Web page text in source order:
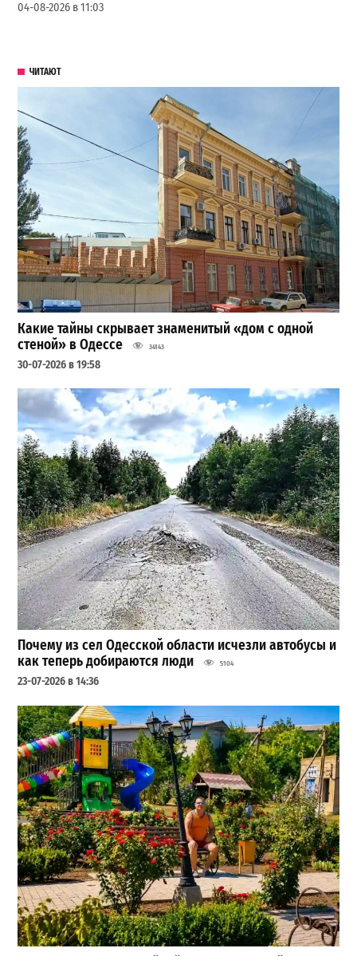
04-08-2026 в 11:03
ЧИТАЮТ
Какие тайны скрывает знаменитый «дом с одной
стеной» в Одессе
34143
30-07-2026 в 19:58
Почему из сел Одесской области исчезли автобусы и
как теперь добираются люди
5104
23-07-2026 в 14:36